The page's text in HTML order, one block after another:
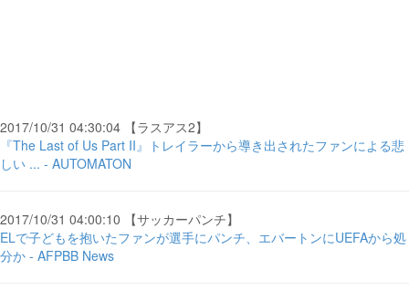
2017/10/31 04:30:04 【ラスアス2】
『The Last of Us Part II』トレイラーから導き出されたファンによる悲
しい ... - AUTOMATON
2017/10/31 04:00:10 【サッカーパンチ】
ELで子どもを抱いたファンが選手にパンチ、エバートンにUEFAから処
分か - AFPBB News